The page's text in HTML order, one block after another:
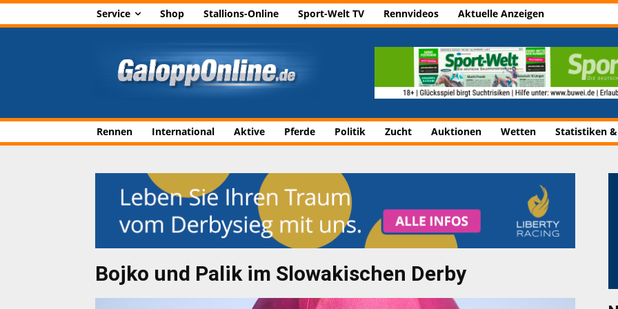
Service Shop Stallions-Online Sport-Welt TV Rennvideos Aktuelle Anzeigen
Rennen International Aktive Pferde Politik Zucht Auktionen Wetten Statistiken
Bojko und Palik im Slowakischen Derby